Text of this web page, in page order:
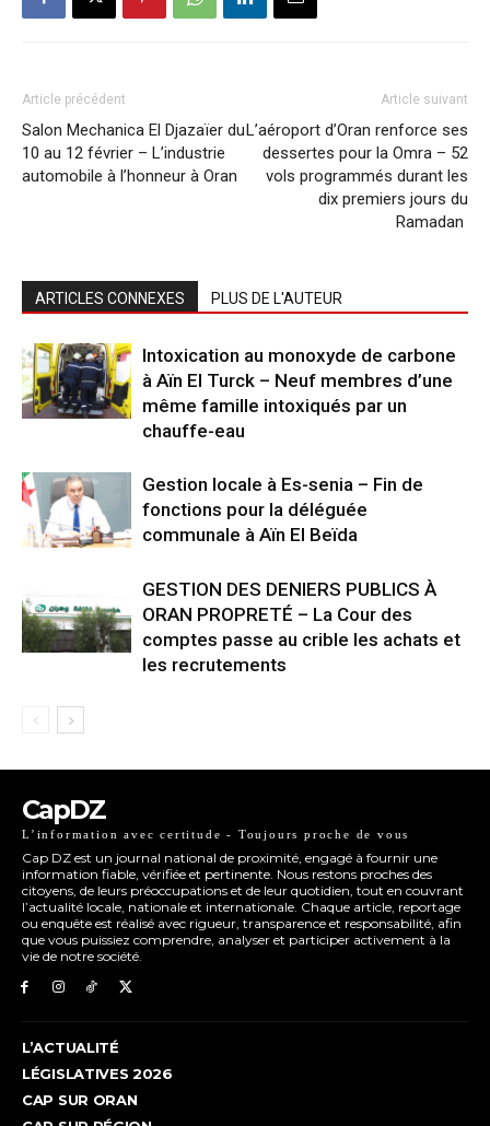
Article précédent
Salon Mechanica El Djazaïer du
10 au 12 février – L’industrie
automobile à l’honneur à Oran
Article suivant
L’aéroport d’Oran renforce ses
dessertes pour la Omra – 52
vols programmés durant les
dix premiers jours du
Ramadan
ARTICLES CONNEXES PLUS DE L'AUTEUR
Intoxication au monoxyde de carbone
à Aïn El Turck – Neuf membres d’une
même famille intoxiqués par un
chauffe-eau
Gestion locale à Es-senia – Fin de
fonctions pour la déléguée
communale à Aïn El Beïda
GESTION DES DENIERS PUBLICS À
ORAN PROPRETÉ – La Cour des
comptes passe au crible les achats et
les recrutements
CapDZ
L’information avec certitude - Toujours proche de vous
Cap DZ est un journal national de proximité, engagé à fournir une
information fiable, vérifiée et pertinente. Nous restons proches des
citoyens, de leurs préoccupations et de leur quotidien, tout en couvrant
l’actualité locale, nationale et internationale. Chaque article, reportage
ou enquête est réalisé avec rigueur, transparence et responsabilité, afin
que vous puissiez comprendre, analyser et participer activement à la
vie de notre société.
L’ACTUALITÉ
LÉGISLATIVES 2026
CAP SUR ORAN